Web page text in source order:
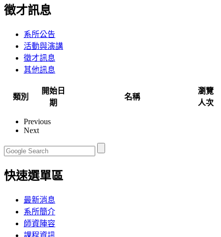
徵才訊息
系所公告
活動與演講
徵才訊息
其他訊息
類別
開始日
期
名稱
瀏覽
人次
Previous
Next
快速選單區
最新消息
系所簡介
師資陣容
課程資訊